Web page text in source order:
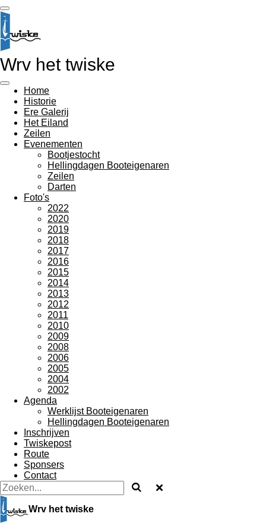
Ga
direct
naar
de
hoofdinhoud
Wrv het twiske
Home
Historie
Ere Galerij
Het Eiland
Zeilen
Evenementen
Bootjestocht
Hellingdagen Booteigenaren
Zeilen
Darten
Foto's
2022
2020
2019
2018
2017
2016
2015
2014
2013
2012
2011
2010
2009
2008
2006
2005
2004
2002
Agenda
Werklijst Booteigenaren
Hellingdagen Booteigenaren
Inschrijven
Twiskepost
Route
Sponsers
Contact
Wrv het twiske